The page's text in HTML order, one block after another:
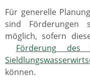
Für generelle
sind Förderungen
möglich, sofern
Förderung
können.